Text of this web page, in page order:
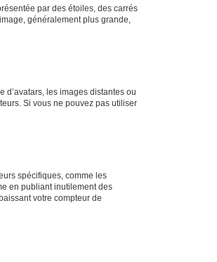
par des étoiles, des carrés
généralement plus grande,
d’avatars, les images distantes ou
Si vous ne pouvez pas utiliser
spécifiques, comme les
en publiant inutilement des
votre compteur de